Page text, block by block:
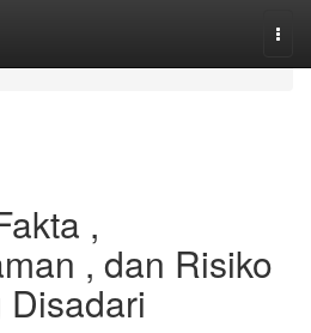
,
, dan Risiko